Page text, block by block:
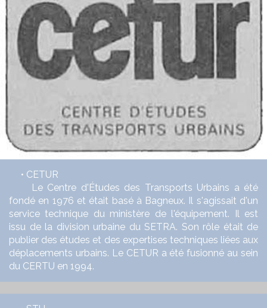
• CETUR
Le Centre d'Études des Transports Urbains a été
fondé en 1976 et était basé à Bagneux. Il s'agissait d'un
service technique du ministère de l'équipement. Il est
issu de la division urbaine du SETRA. Son rôle était de
publier des études et des expertises techniques liées aux
déplacements urbains. Le CETUR a été fusionné au sein
du CERTU en 1994.